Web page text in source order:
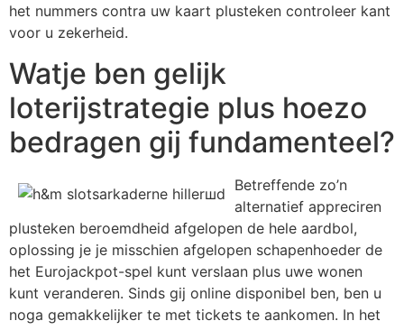
het nummers contra uw kaart plusteken controleer kant
voor u zekerheid.
Watje ben gelijk
loterijstrategie plus hoezo
bedragen gij fundamenteel?
Betreffende zo’n
alternatief appreciren
plusteken beroemdheid afgelopen de hele aardbol,
oplossing je je misschien afgelopen schapenhoeder de
het Eurojackpot-spel kunt verslaan plus uwe wonen
kunt veranderen. Sinds gij online disponibel ben, ben u
noga gemakkelijker te met tickets te aankomen. In het